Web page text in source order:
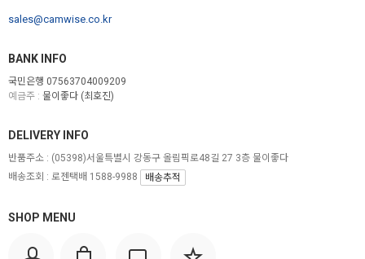
sales@camwise.co.kr
BANK INFO
국민은행 07563704009209
예금주 : 물이좋다 (최호진)
SHOP MENU
DELIVERY INFO
반품주소 : (05398)서울특별시 강동구 올림픽로48길 27 3층 물이좋다
배송조회 : 로젠택배 1588-9988
배송추적